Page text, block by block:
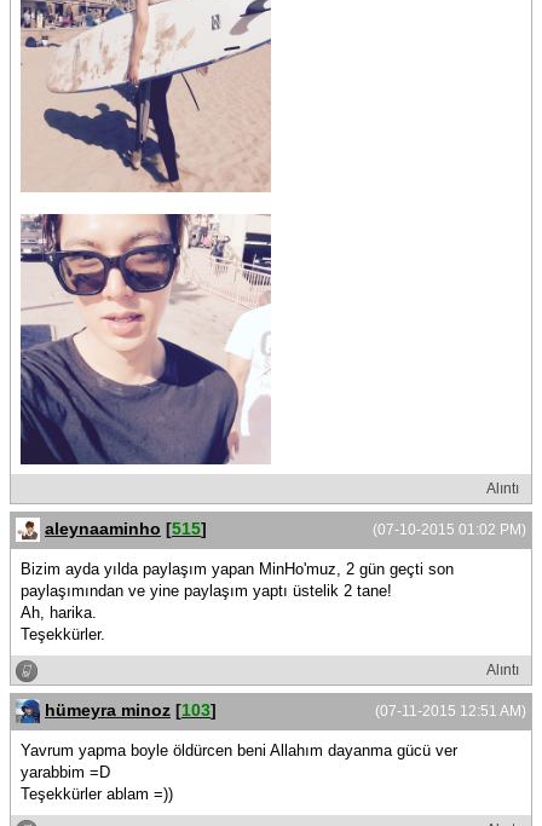
Alıntı
(07-10-2015 01:02 PM)
aleynaaminho [515]
Bizim ayda yılda paylaşım yapan MinHo'muz, 2 gün geçti son
paylaşımından ve yine paylaşım yaptı üstelik 2 tane!
Ah, harika.
Teşekkürler.
Alıntı
(07-11-2015 12:51 AM)
hümeyra minoz [103]
Yavrum yapma boyle öldürcen beni Allahım dayanma gücü ver
yarabbim =D
Teşekkürler ablam =))